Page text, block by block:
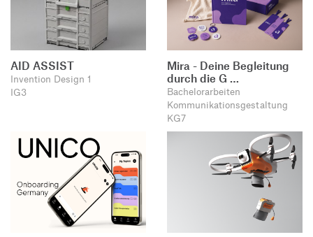
AID ASSIST
Invention Design 1
IG3
Mira - Deine Begleitung
durch die G …
Bachelorarbeiten
Kommunikationsgestaltung
KG7